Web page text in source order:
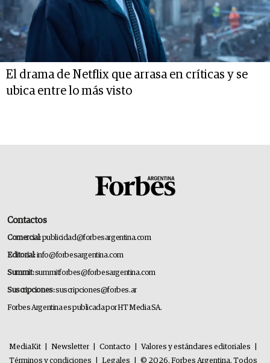
El drama de Netflix que arrasa en críticas y se
ubica entre lo más visto
Contactos
Comercial:publicidad@forbesargentina.com
Editorial:info@forbesargentina.com
Summit:summitforbes@forbesargentina.com
Suscripciones:suscripciones@forbes.ar
Forbes Argentina es publicada por HT Media SA.
MediaKit Newsletter Contacto Valores y estándares editoriales
Términos y condiciones
Legales © 2026. Forbes Argentina. Todos